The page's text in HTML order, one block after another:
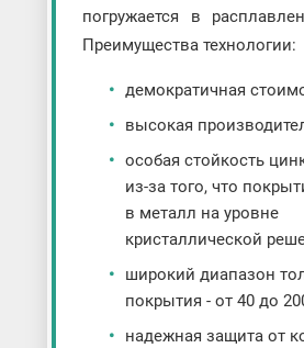
погружается в
Преимущества технологии:
демократичная
высокая
особая стойкость
из-за того, что
в металл на уровне
кристаллической
широкий диапазон
покрытия - от 40 до
надежная защита от